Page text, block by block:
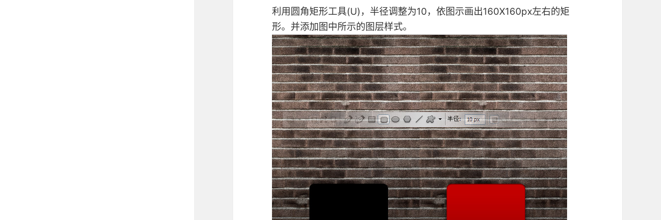
利用圆角矩形工具(U)，半径调整为10，依图示画出160X160px左右的矩
形。并添加图中所示的图层样式。